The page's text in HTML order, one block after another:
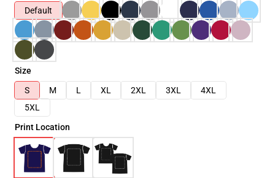
Default
Size
S
M L XL 2XL 3XL
4XL
5XL
Print Location